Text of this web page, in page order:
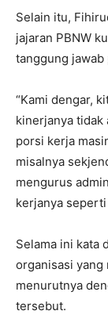
Selain itu,
jajaran PBNW
tanggung jawab
“Kami dengar,
kinerjanya tidak
porsi kerja
misalnya
mengurus
kerjanya seperti
Selama ini kata
organisasi yang
menurutnya
tersebut.